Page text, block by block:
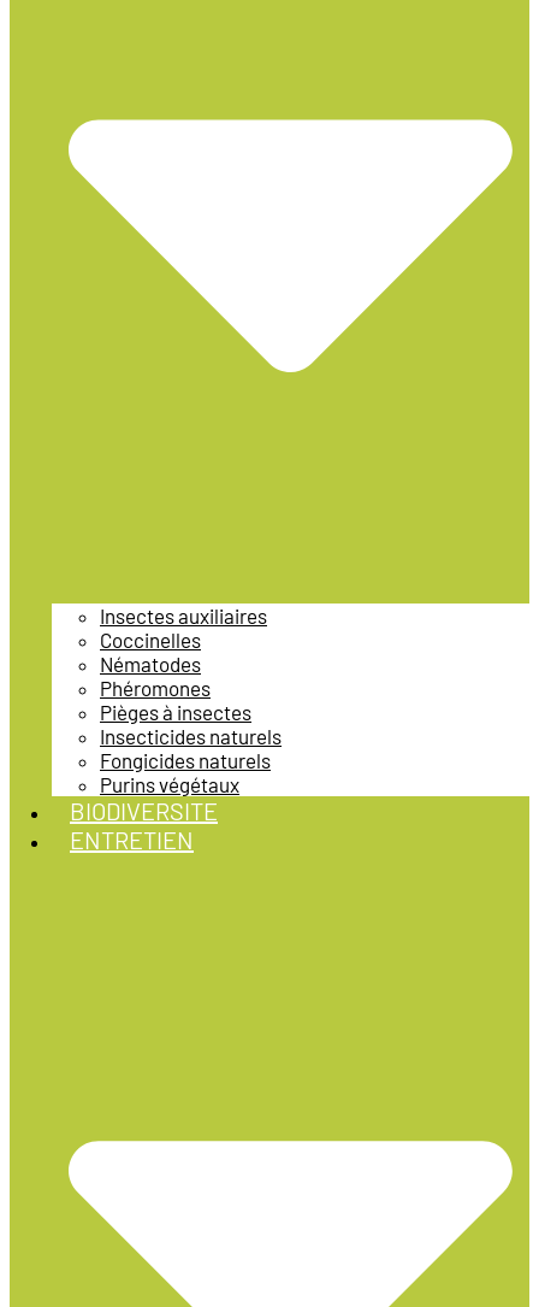
Insectes auxiliaires
Coccinelles
Nématodes
Phéromones
Pièges à insectes
Insecticides naturels
Fongicides naturels
Purins végétaux
BIODIVERSITE
ENTRETIEN